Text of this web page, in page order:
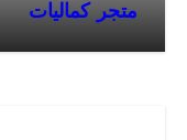
متجر كماليات